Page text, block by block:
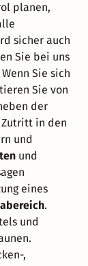
planen,
sicher auch
Sie bei uns
Wenn Sie sich
Sie von
der
in den
und
und
eines
.
und
,